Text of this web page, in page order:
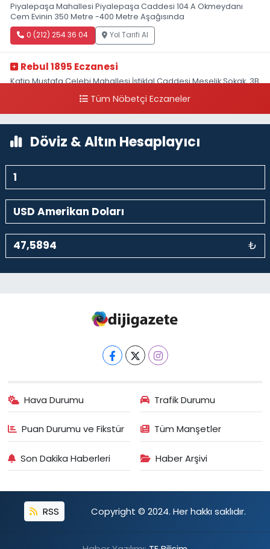
Piyalepaşa Mahallesi Piyalepaşa Caddesi 104 A Okmeydanı
Cem Evinin 350 Metre -400 Metre Aşağısında
0 (212) 254 36 04 Yol Tarifi Al
Rebul 1895 Eczanesi
Katip Mustafa Çelebi Mahallesi İstiklal Caddesi Meşelik Sokak, 3B
Tüm Nöbetçi Eczaneler
Döviz & Altın Hesaplayıcı
₺
Hava Durumu Trafik Durumu
Puan Durumu ve Fikstür Tüm Manşetler
Son Dakika Haberleri Haber Arşivi
RSS Copyright © 2024. Her hakkı saklıdır.